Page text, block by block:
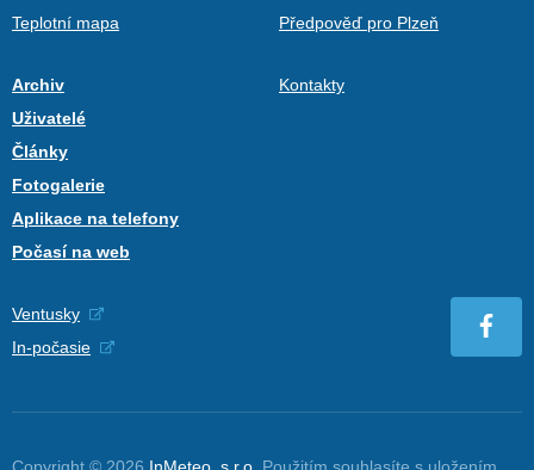
Teplotní mapa
Předpověď pro Plzeň
Archiv
Uživatelé
Články
Fotogalerie
Aplikace na telefony
Počasí na web
Kontakty
Ventusky
In-počasie
Copyright © 2026 InMeteo, s.r.o. Použitím souhlasíte s uložením